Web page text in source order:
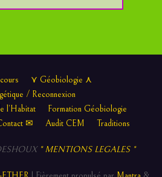
⋎ Géobiologie ⋏
/ Reconnexion
l’Habitat
Formation Géobiologie
✉ Audit CEM Traditions
* MENTIONS LEGALES *